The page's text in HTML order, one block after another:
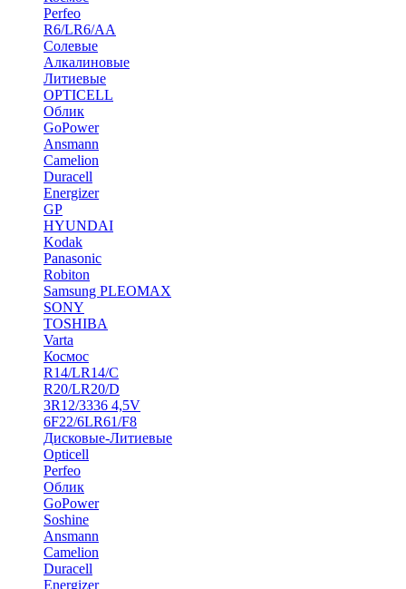
Perfeo
R6/LR6/AA
Солевые
Алкалиновые
Литиевые
OPTICELL
Облик
GoPower
Ansmann
Camelion
Duracell
Energizer
GP
HYUNDAI
Kodak
Panasonic
Robiton
Samsung PLEOMAX
SONY
TOSHIBA
Varta
Космос
R14/LR14/C
R20/LR20/D
3R12/3336 4,5V
6F22/6LR61/F8
Дисковые-Литиевые
Opticell
Perfeo
Облик
GoPower
Soshine
Ansmann
Camelion
Duracell
Energizer